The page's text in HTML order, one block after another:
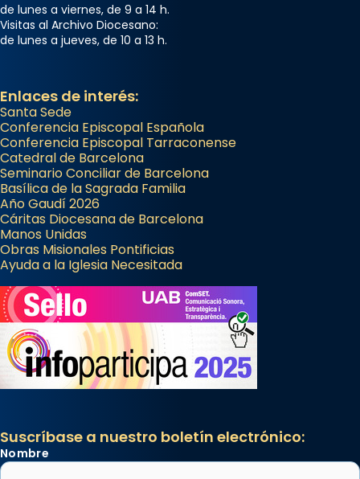
de lunes a viernes, de 9 a 14 h.
Visitas al Archivo Diocesano:
de lunes a jueves, de 10 a 13 h.
Enlaces de interés:
Santa Sede
Conferencia Episcopal Española
Conferencia Episcopal Tarraconense
Catedral de Barcelona
Seminario Conciliar de Barcelona
Basílica de la Sagrada Familia
Año Gaudí 2026
Cáritas Diocesana de Barcelona
Manos Unidas
Obras Misionales Pontificias
Ayuda a la Iglesia Necesitada
Suscríbase a nuestro boletín electrónico:
Nombre